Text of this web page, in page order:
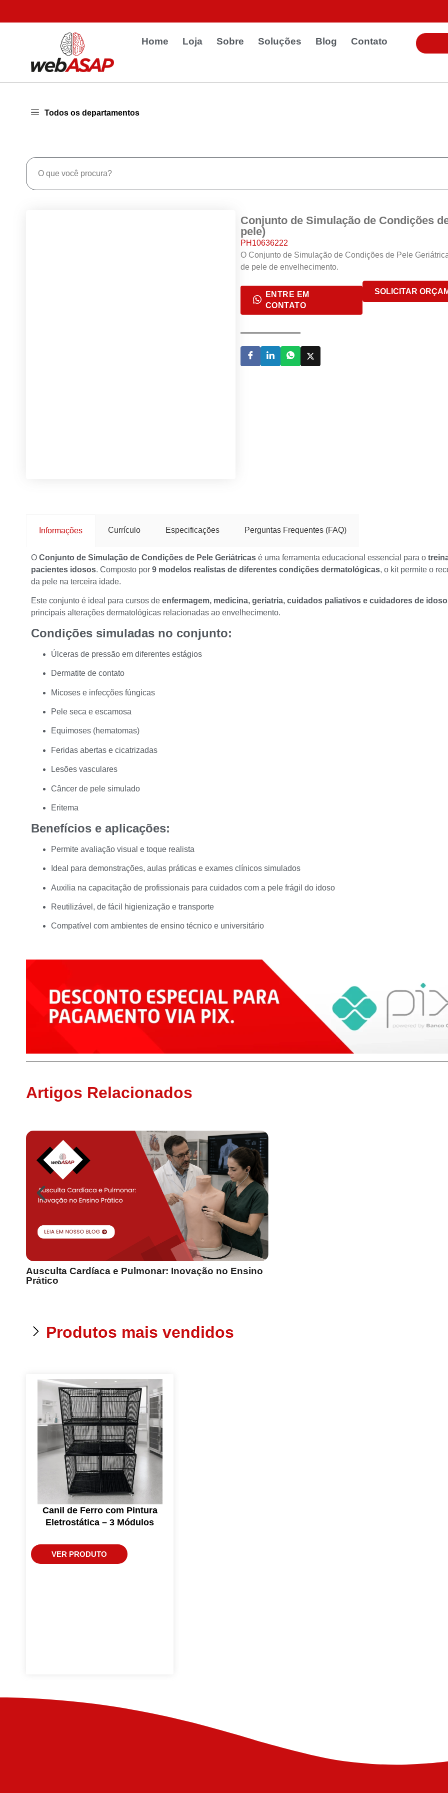
Home Loja Sobre Soluções Blog Contato
Todos os departamentos
Conjunto de Simulação de Condições
pele)
PH10636222
O Conjunto de Simulação de Condições de Pele
de pele de envelhecimento.
ENTRE EM
CONTATO
SOLICITAR
Informações Currículo Especificações Perguntas Frequentes (FAQ)
O Conjunto de Simulação de Condições de Pele Geriátricas é uma ferramenta educacional essencial para o
pacientes idosos. Composto por 9 modelos realistas de diferentes condições dermatológicas, o kit permite o
da pele na terceira idade.
Este conjunto é ideal para cursos de enfermagem, medicina, geriatria, cuidados paliativos e cuidadores de
principais alterações dermatológicas relacionadas ao envelhecimento.
Condições simuladas no conjunto:
Úlceras de pressão em diferentes estágios
Dermatite de contato
Micoses e infecções fúngicas
Pele seca e escamosa
Equimoses (hematomas)
Feridas abertas e cicatrizadas
Lesões vasculares
Câncer de pele simulado
Eritema
Benefícios e aplicações:
Permite avaliação visual e toque realista
Ideal para demonstrações, aulas práticas e exames clínicos simulados
Auxilia na capacitação de profissionais para cuidados com a pele frágil do idoso
Reutilizável, de fácil higienização e transporte
Compatível com ambientes de ensino técnico e universitário
Artigos Relacionados
Ausculta Cardíaca e Pulmonar: Inovação no Ensino
Prático
Produtos mais vendidos
Canil de Ferro com Pintura
Eletrostática – 3 Módulos
VER PRODUTO